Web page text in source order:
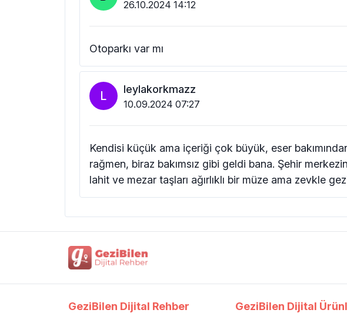
26.10.2024 14:12
Otoparkı var mı
L leylakorkmazz
10.09.2024 07:27
Kendisi küçük ama içeriği çok büyük, eser
rağmen, biraz bakımsız gibi geldi bana. Şehir
lahit ve mezar taşları ağırlıklı bir müze ama zevkle
GeziBilen Dijital Rehber GeziBilen Dijital